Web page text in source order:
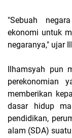
"Sebuah
ekonomi untuk
negaranya," ujar
Ilhamsyah pun
perekonomian
memberikan
dasar hidup
pendidikan,
alam (SDA)